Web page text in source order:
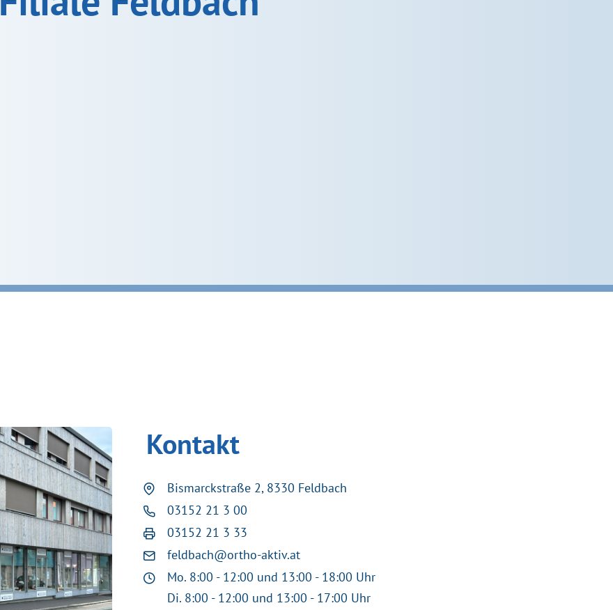
Kontakt
Bismarckstraße 2, 8330 Feldbach
03152 21 3 00
03152 21 3 33
feldbach@ortho-aktiv.at
Mo. 8:00 - 12:00 und 13:00 - 18:00 Uhr
Di. 8:00 - 12:00 und 13:00 - 17:00 Uhr